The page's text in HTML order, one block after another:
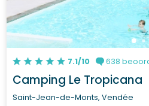
7.1/10 638
Camping Le Tropicana
Saint-Jean-de-Monts, Vendée